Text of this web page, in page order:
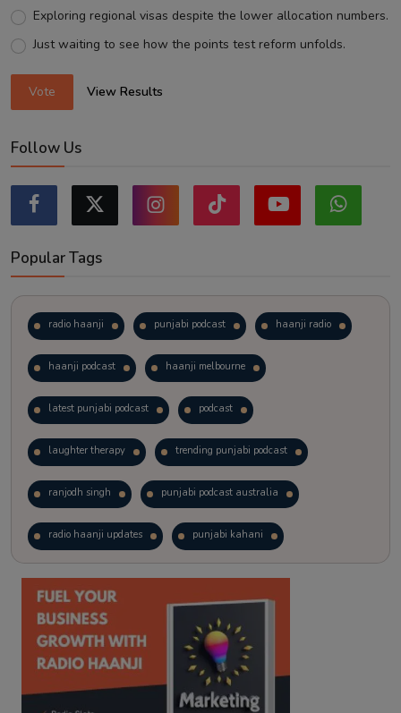
Exploring regional visas despite the lower allocation numbers.
Just waiting to see how the points test reform unfolds.
Vote View Results
Follow Us
Popular Tags
radio haanji punjabi podcast haanji radio
haanji podcast haanji melbourne
latest punjabi podcast podcast
laughter therapy trending punjabi podcast
ranjodh singh punjabi podcast australia
radio haanji updates punjabi kahani
kitaab kahani punjabi story